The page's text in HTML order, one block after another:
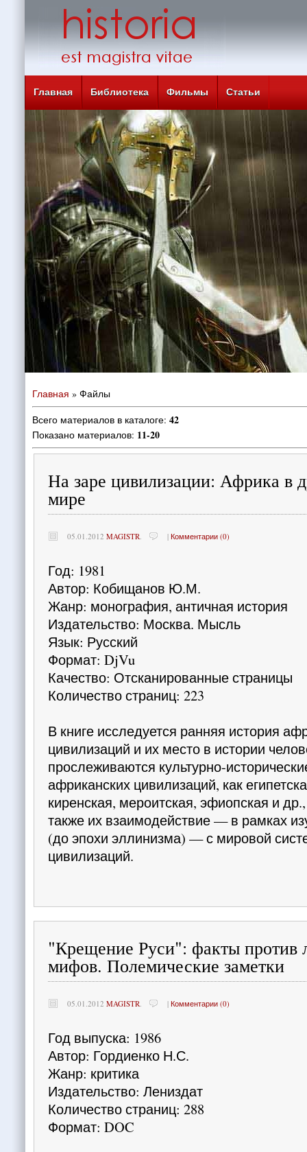
Главная Библиотека Фильмы Статьи
Главная » Файлы
Всего материалов в каталоге: 42
Показано материалов: 11-20
На заре цивилизации: Африка в
мире
05.01.2012 MAGISTR. | Комментарии (0)
Год: 1981
Автор: Кобищанов Ю.М.
Жанр: монография, античная история
Издательство: Москва. Мысль
Язык: Русский
Формат: DjVu
Качество: Отсканированные страницы
Количество страниц: 223
В книге исследуется ранняя история
цивилизаций и их место в истории
прослеживаются культурно-
африканских цивилизаций, как
киренская, мероитская, эфиопская и
также их взаимодействие — в рамках
(до эпохи эллинизма) — с мировой
цивилизаций.
"Крещение Руси": факты против
мифов. Полемические заметки
05.01.2012 MAGISTR. | Комментарии (0)
Год выпуска: 1986
Автор: Гордиенко Н.С.
Жанр: критика
Издательство: Лениздат
Количество страниц: 288
Формат: DOC